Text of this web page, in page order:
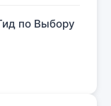
по Выбору